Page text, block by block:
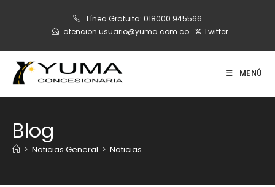
Línea Gratuita: 018000 945566
atencion.usuario@yuma.com.co
Twitter
MENÚ
Blog
> Noticias General > Noticias